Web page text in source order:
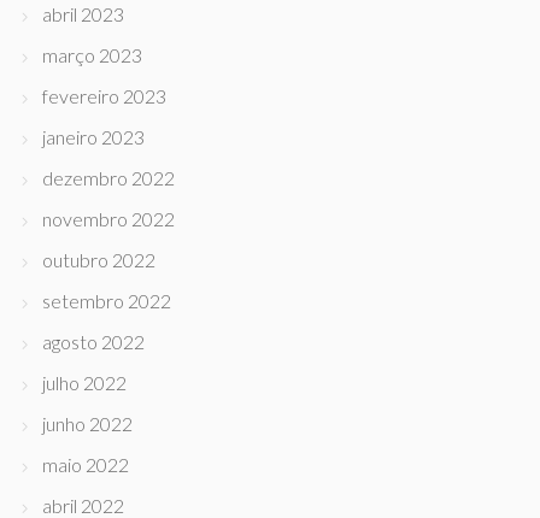
abril 2023
março 2023
fevereiro 2023
janeiro 2023
dezembro 2022
novembro 2022
outubro 2022
setembro 2022
agosto 2022
julho 2022
junho 2022
maio 2022
abril 2022